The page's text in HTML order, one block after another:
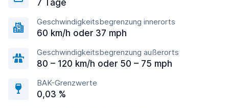
7 Tage
Geschwindigkeitsbegrenzung innerorts
60 km/h oder 37 mph
Geschwindigkeitsbegrenzung außerorts
80 – 120 km/h oder 50 – 75 mph
BAK-Grenzwerte
0,03 %